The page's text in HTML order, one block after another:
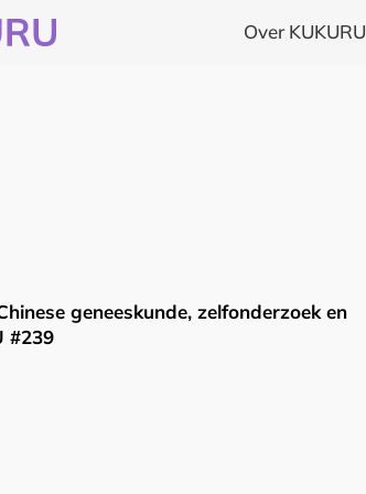
Over KUKURU
geneeskunde, zelfonderzoek en
#239